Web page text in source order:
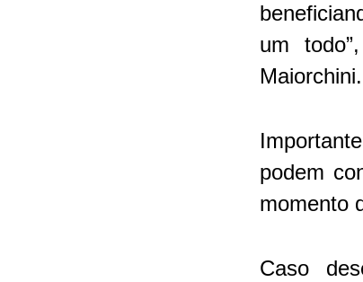
um
Maiorchini.
podem
momento
Caso